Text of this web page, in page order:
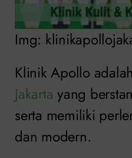
Img:
Klinik Apollo adalah
Jakarta yang
serta memiliki
dan modern.